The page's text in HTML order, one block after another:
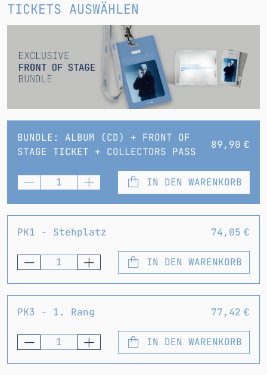
TICKETS AUSWÄHLEN
BUNDLE: ALBUM (CD) + FRONT OF
STAGE TICKET + COLLECTORS PASS
89,90 €
IN DEN WARENKORB
PK1 - Stehplatz 74,05 €
IN DEN WARENKORB
PK3 - 1. Rang 77,42 €
IN DEN WARENKORB